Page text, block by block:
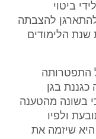
ביטוי
להצבתה
שנת הלימודים
על התפטרותה
בגן
בשונה מהטענה
התובעת ולפיו
שיזמה את